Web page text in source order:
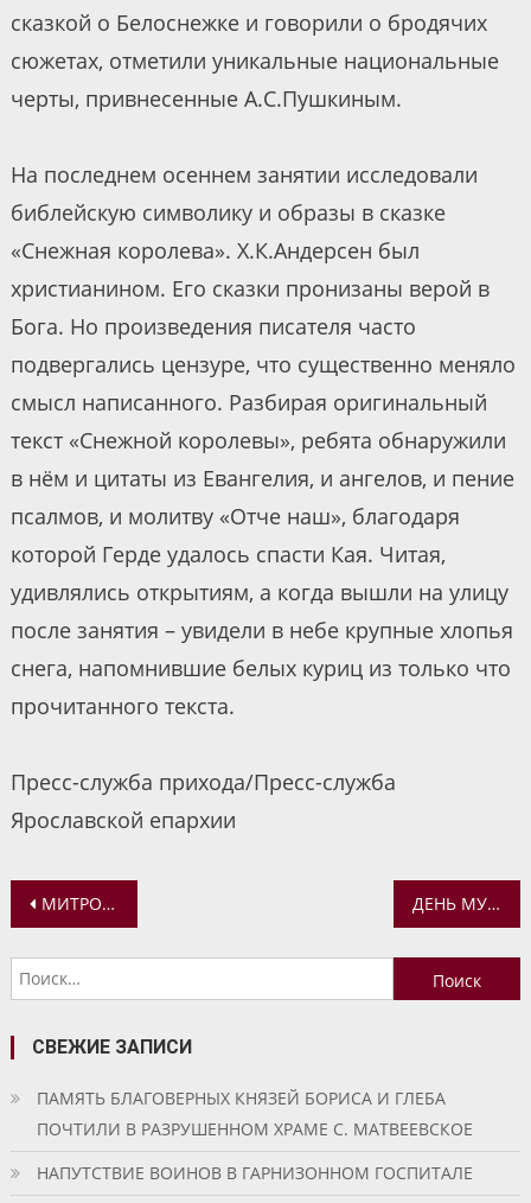
сказкой о Белоснежке и говорили о бродячих
сюжетах, отметили уникальные национальные
черты, привнесенные А.С.Пушкиным.
На последнем осеннем занятии исследовали
библейскую символику и образы в сказке
«Снежная королева». Х.К.Андерсен был
христианином. Его сказки пронизаны верой в
Бога. Но произведения писателя часто
подвергались цензуре, что существенно меняло
смысл написанного. Разбирая оригинальный
текст «Снежной королевы», ребята обнаружили
в нём и цитаты из Евангелия, и ангелов, и пение
псалмов, и молитву «Отче наш», благодаря
которой Герде удалось спасти Кая. Читая,
удивлялись открытиям, а когда вышли на улицу
после занятия – увидели в небе крупные хлопья
снега, напомнившие белых куриц из только что
прочитанного текста.
Пресс-служба прихода/Пресс-служба
Ярославской епархии
Навигация
по
записям
МИТРОПОЛИТ ВАДИМ СОВЕРШИЛ ВСЕНОЩНОЕ БДЕНИЕ НАКАНУНЕ ПРАЗДНИКА ВВЕДЕНИЯ ВО ХРАМ ПРЕСВЯТОЙ БОГОРОДИЦЫ ДЕНЬ МУЖЕСТВЕННЫХ ЛЮДЕЙ
Найти:
СВЕЖИЕ ЗАПИСИ
ПАМЯТЬ БЛАГОВЕРНЫХ КНЯЗЕЙ БОРИСА И ГЛЕБА
ПОЧТИЛИ В РАЗРУШЕННОМ ХРАМЕ С. МАТВЕЕВСКОЕ
НАПУТСТВИЕ ВОИНОВ В ГАРНИЗОННОМ ГОСПИТАЛЕ